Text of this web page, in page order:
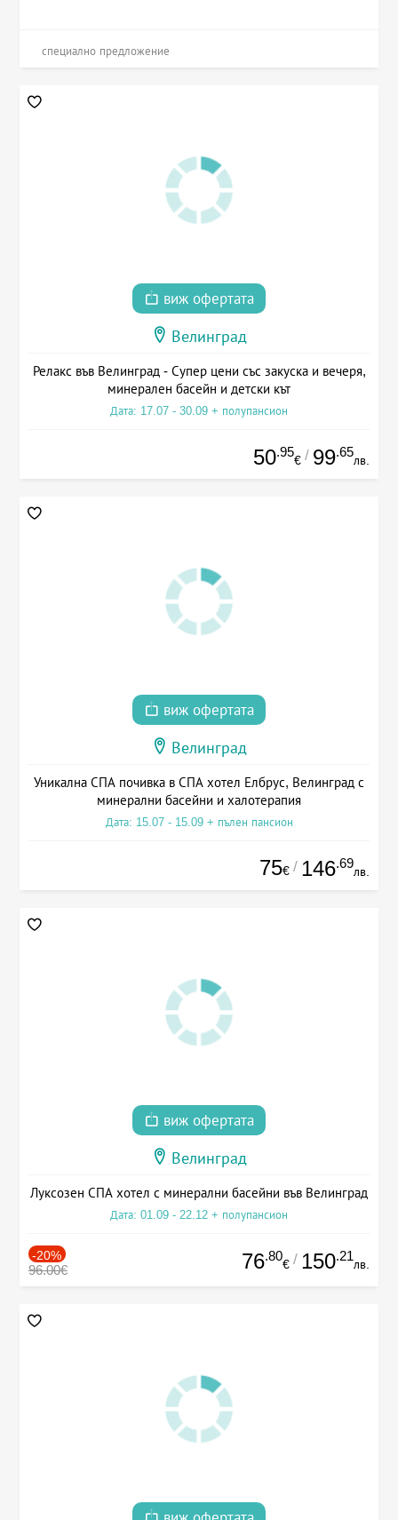
специално предложение
виж офертата
Велинград
Релакс във Велинград - Супер цени със закуска и вечеря,
минерален басейн и детски кът
Дата: 17.07 - 30.09 + полупансион
50.95
€ / 99.65
лв.
виж офертата
Велинград
Уникална СПА почивка в СПА хотел Елбрус, Велинград с
минерални басейни и халотерапия
Дата: 15.07 - 15.09 + пълен пансион
75€ / 146.69
лв.
виж офертата
Велинград
Луксозен СПА хотел с минерални басейни във Велинград
Дата: 01.09 - 22.12 + полупансион
-20%
96.00€ 76.80
€ / 150.21
лв.